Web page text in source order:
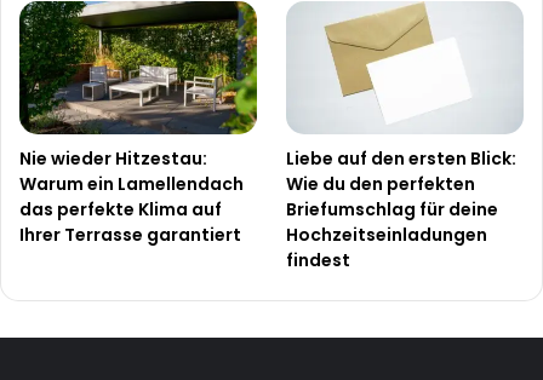
Nie wieder Hitzestau:
Warum ein Lamellendach
das perfekte Klima auf
Ihrer Terrasse garantiert
Liebe auf den ersten Blick:
Wie du den perfekten
Briefumschlag für deine
Hochzeitseinladungen
findest